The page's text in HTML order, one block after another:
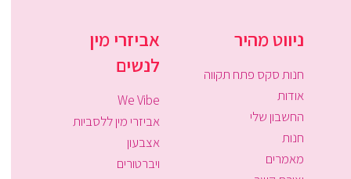
ניווט מהיר
חנות סקס פתח תקווה
אודות
החשבון שלי
חנות
מאמרים
אביזרי מין
לנשים
We Vibe
אביזרי מין ללסביות
אצבעון
ויברטורים